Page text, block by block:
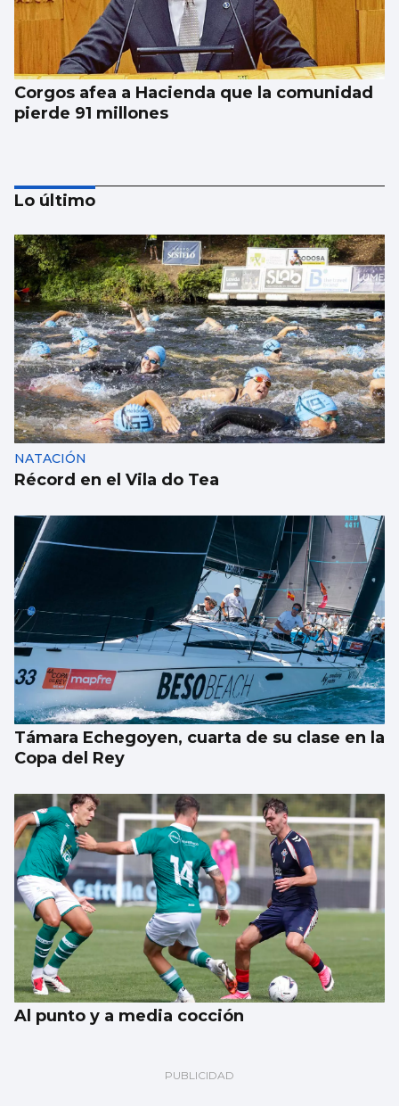
Corgos afea a Hacienda que la comunidad
pierde 91 millones
Un turista en Galicia, contagiado con
hantavirus
Lo último
NATACIÓN
Récord en el Vila do Tea
Támara Echegoyen, cuarta de su clase en la
Copa del Rey
Al punto y a media cocción